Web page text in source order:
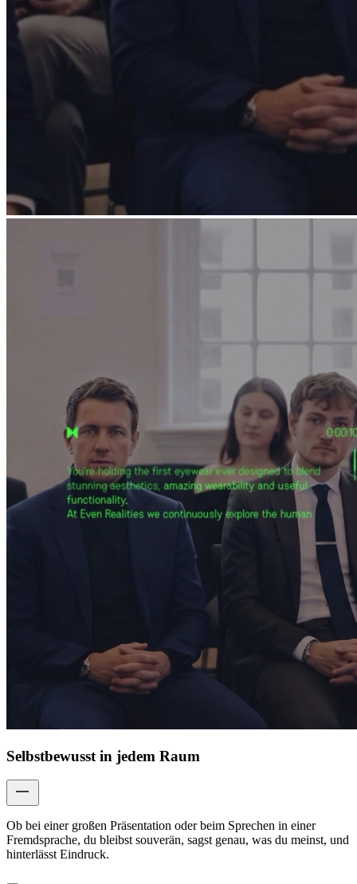
Selbstbewusst in jedem Raum
Ob bei einer großen Präsentation oder beim Sprechen in einer
Fremdsprache, du bleibst souverän, sagst genau, was du meinst, und
hinterlässt Eindruck.